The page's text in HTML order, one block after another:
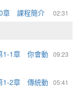
02:31
章 課程簡介
09:23
1-1章 你會動
05:41
1-2章 傳統動